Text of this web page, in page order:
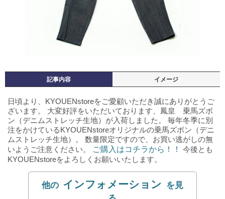
記事内容 イメージ
日頃より、KYOUENstoreをご愛顧いただき誠にありがとうご
ざいます。
大変好評をいただいております、鳳皇 乗馬ズボ
ン（デニムストレッチ生地）が入荷しました。
毎年冬季に別
注をかけているKYOUENstoreオリジナルの乗馬ズボン（デニ
ムストレッチ生地）。 数量限定ですので、お買い逃がしの無
いようご注意ください。
ご購入はコチラから！！
今後とも
KYOUENstoreをよろしくお願いいたします。
インフォメーション